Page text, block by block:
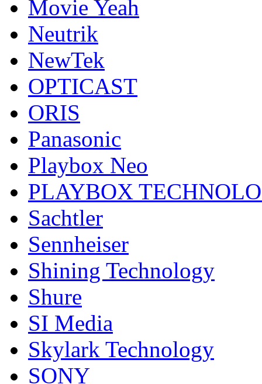
Movie Yeah
Neutrik
NewTek
OPTICAST
ORIS
Panasonic
Playbox Neo
PLAYBOX
Sachtler
Sennheiser
Shining Technology
Shure
SI Media
Skylark Technology
SONY